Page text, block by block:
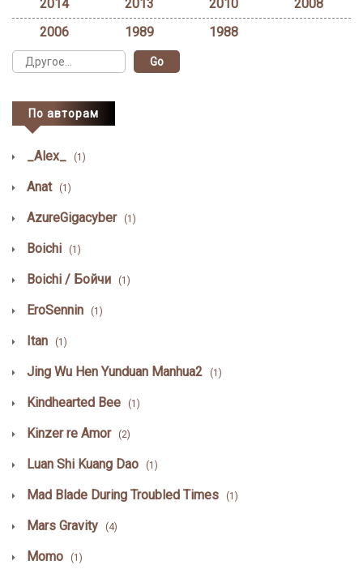
2014
2013 2010
2008
2006
1989 1988
По авторам
_Alex_ (1)
Anat (1)
AzureGigacyber (1)
Boichi (1)
Boichi / Бойчи (1)
EroSennin (1)
Itan (1)
Jing Wu Hen Yunduan Manhua2 (1)
Kindhearted Bee (1)
Kinzer re Amor (2)
Luan Shi Kuang Dao (1)
Mad Blade During Troubled Times (1)
Mars Gravity (4)
Momo (1)